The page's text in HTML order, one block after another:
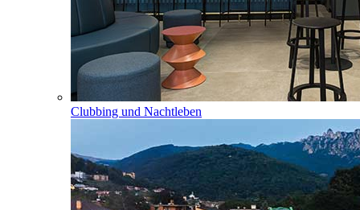
Clubbing und Nachtleben